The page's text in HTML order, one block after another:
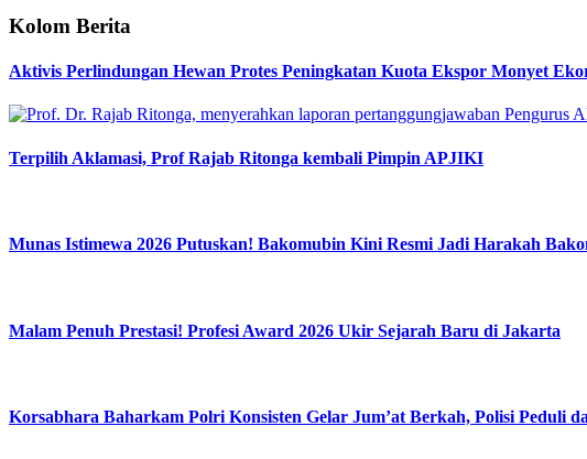
Kolom Berita
Aktivis Perlindungan Hewan Protes Peningkatan Kuota Ekspor Monyet
Terpilih Aklamasi, Prof Rajab Ritonga kembali Pimpin APJIKI
Munas Istimewa 2026 Putuskan! Bakomubin Kini Resmi Jadi Harakah
Malam Penuh Prestasi! Profesi Award 2026 Ukir Sejarah Baru di Jakarta
Korsabhara Baharkam Polri Konsisten Gelar Jum’at Berkah, Polisi Peduli